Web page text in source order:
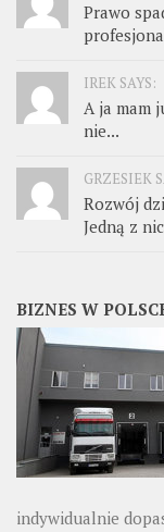
Prawo
IREK SAYS:
A ja mam
nie...
GRZESIEK
Rozwój
Jedną z
BIZNES W
indywidualnie